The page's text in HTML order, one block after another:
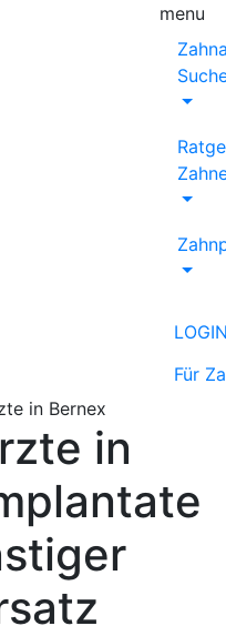
menu
Für
in Bernex
in